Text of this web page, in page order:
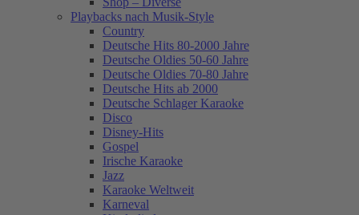
Playbacks nach Musik-Style
Country
Deutsche Hits 80-2000 Jahre
Deutsche Oldies 50-60 Jahre
Deutsche Oldies 70-80 Jahre
Deutsche Hits ab 2000
Deutsche Schlager Karaoke
Disco
Disney-Hits
Gospel
Irische Karaoke
Jazz
Karaoke Weltweit
Karneval